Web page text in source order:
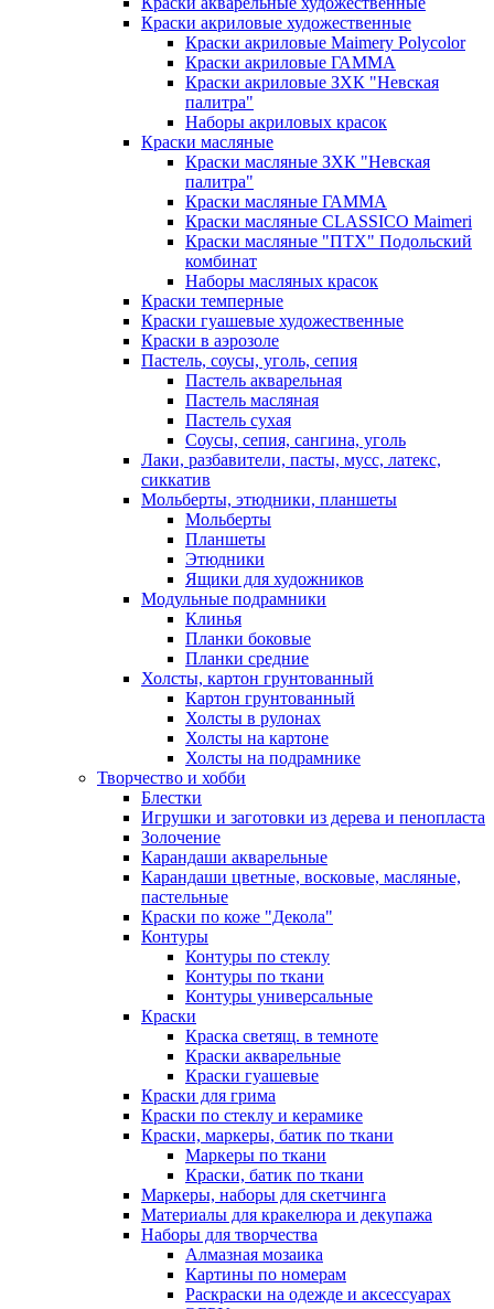
Краски акриловые художественные
Краски акриловые Maimery Polycolor
Краски акриловые ГАММА
Краски акриловые ЗХК "Невская
палитра"
Наборы акриловых красок
Краски масляные
Краски масляные ЗХК "Невская
палитра"
Краски масляные ГАММА
Краски масляные CLASSICO Maimeri
Краски масляные "ПТХ" Подольский
комбинат
Наборы масляных красок
Краски темперные
Краски гуашевые художественные
Краски в аэрозоле
Пастель, соусы, уголь, сепия
Пастель акварельная
Пастель масляная
Пастель сухая
Соусы, сепия, сангина, уголь
Лаки, разбавители, пасты, мусс, латекс,
сиккатив
Мольберты, этюдники, планшеты
Мольберты
Планшеты
Этюдники
Ящики для художников
Модульные подрамники
Клинья
Планки боковые
Планки средние
Холсты, картон грунтованный
Картон грунтованный
Холсты в рулонах
Холсты на картоне
Холсты на подрамнике
Творчество и хобби
Блестки
Игрушки и заготовки из дерева и пенопласта
Золочение
Карандаши акварельные
Карандаши цветные, восковые, масляные,
пастельные
Краски по коже "Декола"
Контуры
Контуры по стеклу
Контуры по ткани
Контуры универсальные
Краски
Краска светящ. в темноте
Краски акварельные
Краски гуашевые
Краски для грима
Краски по стеклу и керамике
Краски, маркеры, батик по ткани
Маркеры по ткани
Краски, батик по ткани
Маркеры, наборы для скетчинга
Материалы для кракелюра и декупажа
Наборы для творчества
Алмазная мозаика
Картины по номерам
Раскраски на одежде и аксессуарах